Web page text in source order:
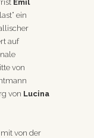
Emil
ein
auf
von
von Lucina
mit von der